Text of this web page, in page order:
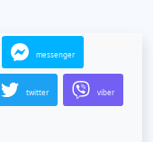
messenger
twitter viber